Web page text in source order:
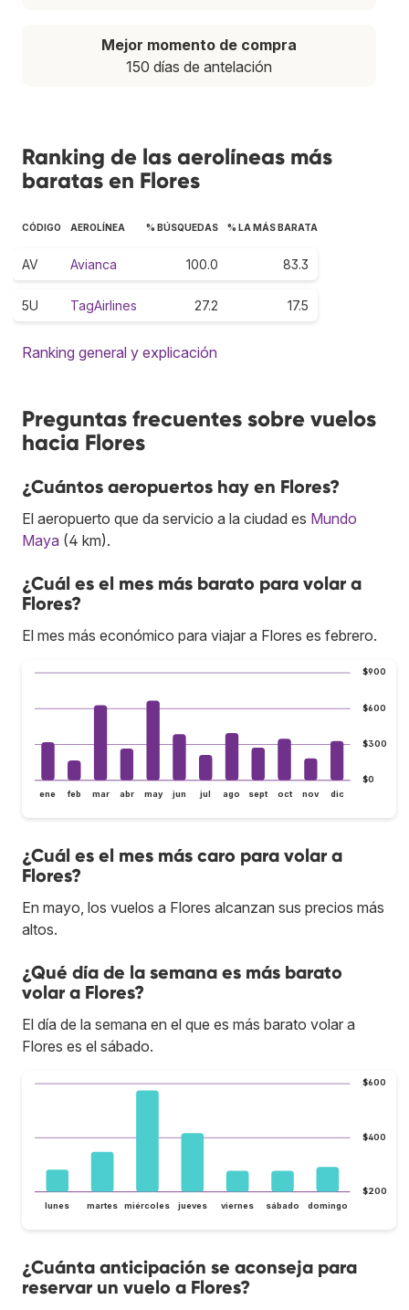
Mejor momento de compra
150 días de antelación
Ranking de las aerolíneas más
baratas en Flores
CÓDIGO AEROLÍNEA % BÚSQUEDAS % LA MÁS BARATA
AV Avianca 100.0 83.3
5U TagAirlines 27.2 17.5
Ranking general y explicación
Preguntas frecuentes sobre vuelos
hacia Flores
¿Cuántos aeropuertos hay en Flores?
El aeropuerto que da servicio a la ciudad es Mundo
Maya (4 km).
¿Cuál es el mes más barato para volar a
Flores?
El mes más económico para viajar a Flores es febrero.
$0
$300
$600
$900
ene feb mar abr may jun jul ago sept oct nov dic
¿Cuál es el mes más caro para volar a
Flores?
En mayo, los vuelos a Flores alcanzan sus precios más
altos.
¿Qué día de la semana es más barato
volar a Flores?
El día de la semana en el que es más barato volar a
Flores es el sábado.
$200
$400
$600
lunes martes miércoles jueves viernes sábado domingo
¿Cuánta anticipación se aconseja para
reservar un vuelo a Flores?